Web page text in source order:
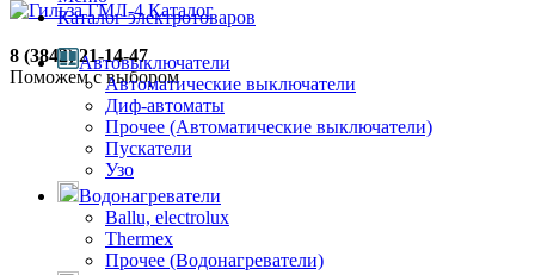
Каталог
8 (3842) 21-14-47
Поможем с выбором
Каталог электротоваров
Автовыключатели
Автоматические выключатели
Диф-автоматы
Прочее (Автоматические выключатели)
Пускатели
Узо
Водонагреватели
Ballu, electrolux
Thermex
Прочее (Водонагреватели)